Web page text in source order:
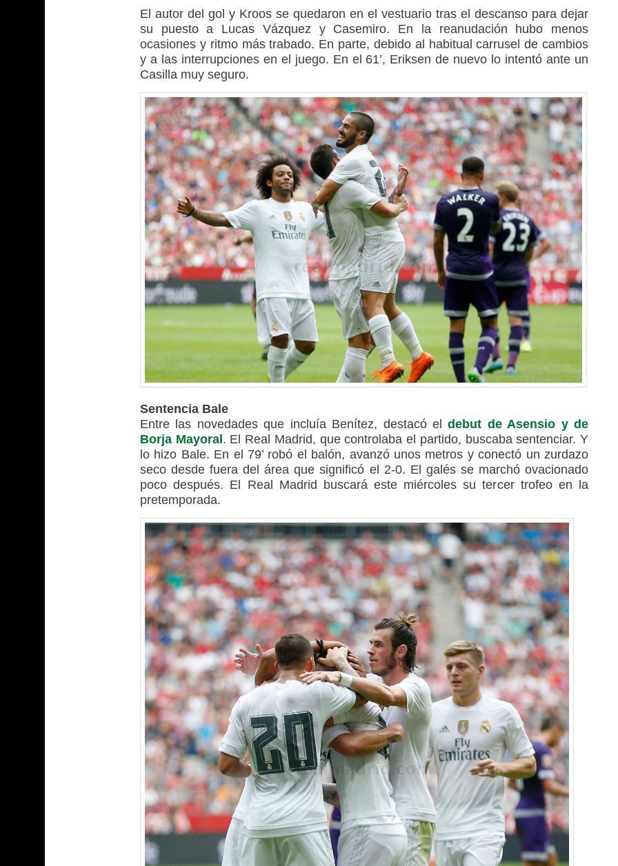
El autor del gol y Kroos se quedaron en el vestuario tras el descanso para dejar
su puesto a Lucas Vázquez y Casemiro. En la reanudación hubo menos
ocasiones y ritmo más trabado. En parte, debido al habitual carrusel de cambios
y a las interrupciones en el juego. En el 61’, Eriksen de nuevo lo intentó ante un
Casilla muy seguro.
Sentencia Bale
Entre las novedades que incluía Benítez, destacó el debut de Asensio y de
Borja Mayoral. El Real Madrid, que controlaba el partido, buscaba sentenciar. Y
lo hizo Bale. En el 79’ robó el balón, avanzó unos metros y conectó un zurdazo
seco desde fuera del área que significó el 2-0. El galés se marchó ovacionado
poco después. El Real Madrid buscará este miércoles su tercer trofeo en la
pretemporada.